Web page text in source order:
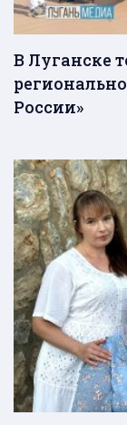
В Луганске
России»